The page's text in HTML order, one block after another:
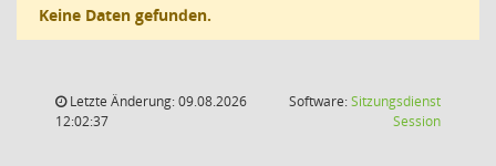
Keine Daten gefunden.
Letzte Änderung: 09.08.2026
12:02:37
Software:Sitzungsdienst
Session(Wird in